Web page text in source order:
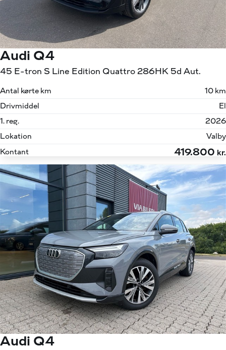
Audi Q4
45 E-tron S Line Edition Quattro 286HK 5d Aut.
Antal kørte km
10 km
Drivmiddel
El
1. reg.
2026
Lokation
Valby
Kontant
419.800 kr.
Audi Q4